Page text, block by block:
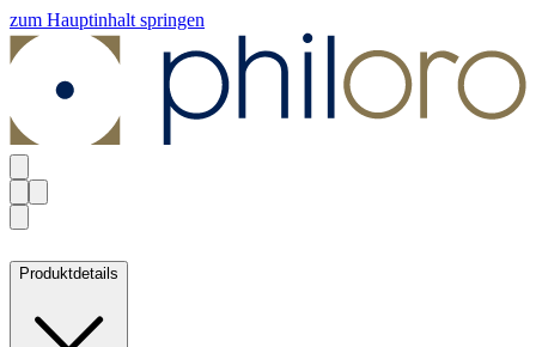
zum Hauptinhalt springen
Produktdetails